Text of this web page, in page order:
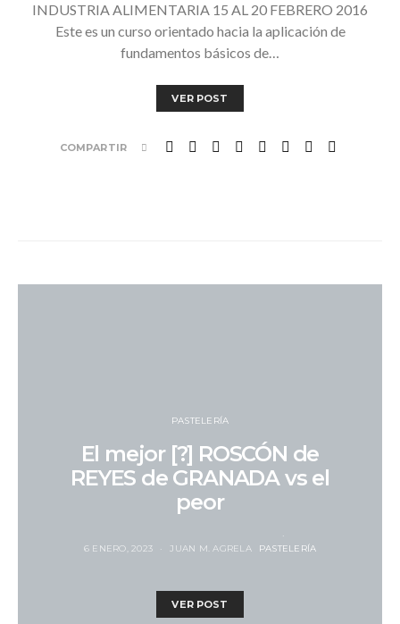
INDUSTRIA ALIMENTARIA 15 AL 20 FEBRERO 2016
Este es un curso orientado hacia la aplicación de
fundamentos básicos de…
VER POST
COMPARTIR
PASTELERÍA
El mejor [?] ROSCÓN de
REYES de GRANADA vs el
peor
6 ENERO, 2023 JUAN M. AGRELA PASTELERÍA
VER POST